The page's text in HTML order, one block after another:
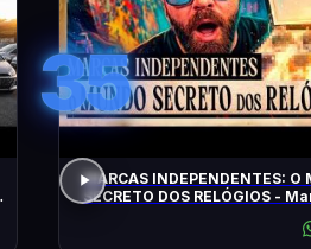
35
MARCAS INDEPENDENTES: O
SECRETO DOS RELÓGIOS -